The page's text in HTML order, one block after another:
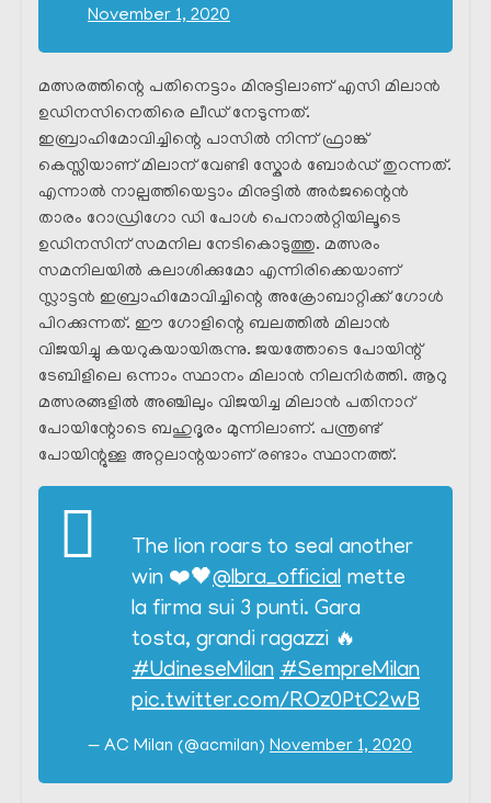
November 1, 2020
മത്സരത്തിന്റെ പതിനെട്ടാം മിനുട്ടിലാണ് എസി മിലാൻ
ഉഡിനസിനെതിരെ ലീഡ് നേടുന്നത്.
ഇബ്രാഹിമോവിച്ചിന്റെ പാസിൽ നിന്ന് ഫ്രാങ്ക്
കെസ്സിയാണ് മിലാന് വേണ്ടി സ്കോർ ബോർഡ് തുറന്നത്.
എന്നാൽ നാല്പത്തിയെട്ടാം മിനുട്ടിൽ അർജന്റൈൻ
താരം റോഡ്രിഗോ ഡി പോൾ പെനാൽറ്റിയിലൂടെ
ഉഡിനസിന് സമനില നേടികൊടുത്തു. മത്സരം
സമനിലയിൽ കലാശിക്കുമോ എന്നിരിക്കെയാണ്
സ്ലാട്ടൻ ഇബ്രാഹിമോവിച്ചിന്റെ അക്രോബാറ്റിക്ക് ഗോൾ
പിറക്കുന്നത്. ഈ ഗോളിന്റെ ബലത്തിൽ മിലാൻ
വിജയിച്ചു കയറുകയായിരുന്നു. ജയത്തോടെ പോയിന്റ്
ടേബിളിലെ ഒന്നാം സ്ഥാനം മിലാൻ നിലനിർത്തി. ആറു
മത്സരങ്ങളിൽ അഞ്ചിലും വിജയിച്ച മിലാൻ പതിനാറ്
പോയിന്റോടെ ബഹുദൂരം മുന്നിലാണ്. പന്ത്രണ്ട്
പോയിന്റുള്ള അറ്റലാന്റയാണ് രണ്ടാം സ്ഥാനത്ത്.
The lion roars to seal another
win ❤️🖤@Ibra_official mette
la firma sui 3 punti. Gara
tosta, grandi ragazzi 🔥
#UdineseMilan #SempreMilan
pic.twitter.com/ROz0PtC2wB
— AC Milan (@acmilan) November 1, 2020